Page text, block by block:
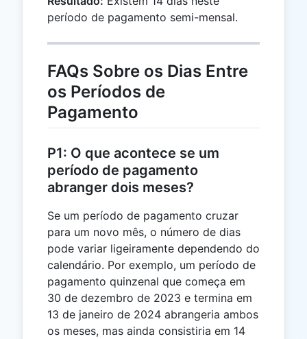
=
14
período de pagamento semi-mensal.
FAQs Sobre os Dias Entre
os Períodos de
Pagamento
P1: O que acontece se um
período de pagamento
abranger dois meses?
Se um período de pagamento cruzar
para um novo mês, o número de dias
pode variar ligeiramente dependendo do
calendário. Por exemplo, um período de
pagamento quinzenal que começa em
30 de dezembro de 2023 e termina em
13 de janeiro de 2024 abrangeria ambos
os meses, mas ainda consistiria em 14